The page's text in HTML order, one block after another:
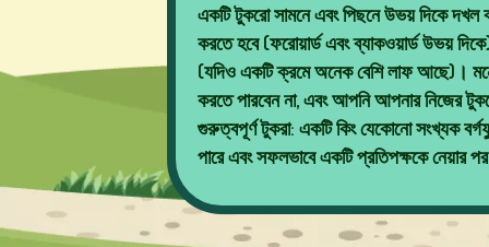
পোকার
একটি টুকরো সামনে এবং পিছনে উভয় দিকে
করতে হবে (ফরোয়ার্ড এবং ব্যাকওয়ার্ড উভয়
(যদিও একটি ক্রমে অনেক বেশি লাফ আছে)।
করতে পারবেন না, এবং আপনি আপনার নিজের
গুরুত্বপূর্ণ টুকরা: একটি কিং যেকোনো সংখ্যক
পারে এবং সফলভাবে একটি প্রতিপক্ষকে নেয়ার